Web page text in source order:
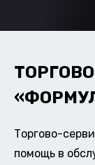
Торгово-
помощь в